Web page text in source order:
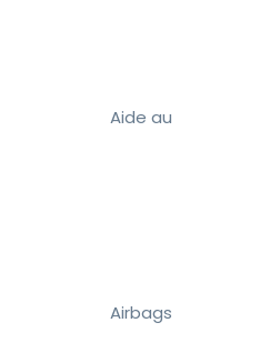
Aide au
Airbags